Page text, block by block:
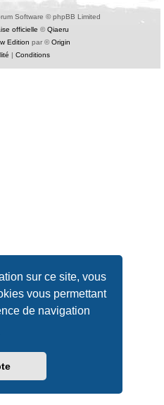
sur ce site, vous
vous permettant
de navigation
Software © phpBB Limited
officielle ©Qiaeru
Edition par ©Origin
| Conditions